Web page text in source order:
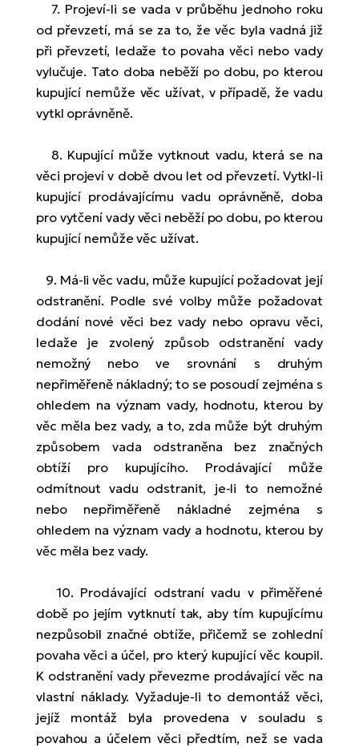
7. Projeví-li se vada v průběhu jednoho roku
od převzetí, má se za to, že věc byla vadná již
při převzetí, ledaže to povaha věci nebo vady
vylučuje. Tato doba neběží po dobu, po kterou
kupující nemůže věc užívat, v případě, že vadu
vytkl oprávněně.
8. Kupující může vytknout vadu, která se na
věci projeví v době dvou let od převzetí. Vytkl-li
kupující prodávajícímu vadu oprávněně, doba
pro vytčení vady věci neběží po dobu, po kterou
kupující nemůže věc užívat.
9. Má-li věc vadu, může kupující požadovat její
odstranění. Podle své volby může požadovat
dodání nové věci bez vady nebo opravu věci,
ledaže je zvolený způsob odstranění vady
nemožný nebo ve srovnání s druhým
nepřiměřeně nákladný; to se posoudí zejména s
ohledem na význam vady, hodnotu, kterou by
věc měla bez vady, a to, zda může být druhým
způsobem vada odstraněna bez značných
obtíží pro kupujícího. Prodávající může
odmítnout vadu odstranit, je-li to nemožné
nebo nepřiměřeně nákladné zejména s
ohledem na význam vady a hodnotu, kterou by
věc měla bez vady.
10. Prodávající odstraní vadu v přiměřené
době po jejím vytknutí tak, aby tím kupujícímu
nezpůsobil značné obtíže, přičemž se zohlední
povaha věci a účel, pro který kupující věc koupil.
K odstranění vady převezme prodávající věc na
vlastní náklady. Vyžaduje-li to demontáž věci,
jejíž montáž byla provedena v souladu s
povahou a účelem věci předtím, než se vada